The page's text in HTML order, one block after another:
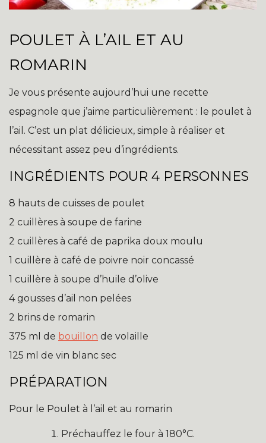
POULET À L’AIL ET AU
ROMARIN
Je vous présente aujourd’hui une recette
espagnole que j’aime particulièrement : le poulet à
l’ail. C’est un plat délicieux, simple à réaliser et
nécessitant assez peu d’ingrédients.
INGRÉDIENTS POUR 4 PERSONNES
8 hauts de cuisses de poulet
2 cuillères à soupe de farine
2 cuillères à café de paprika doux moulu
1 cuillère à café de poivre noir concassé
1 cuillère à soupe d’huile d’olive
4 gousses d’ail non pelées
2 brins de romarin
375 ml de bouillon de volaille
125 ml de vin blanc sec
PRÉPARATION
Pour le Poulet à l’ail et au romarin
Préchauffez le four à 180°C.